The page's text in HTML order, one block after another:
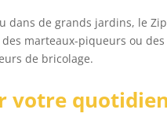
dans de grands jardins, le
marteaux-piqueurs ou des
de bricolage.